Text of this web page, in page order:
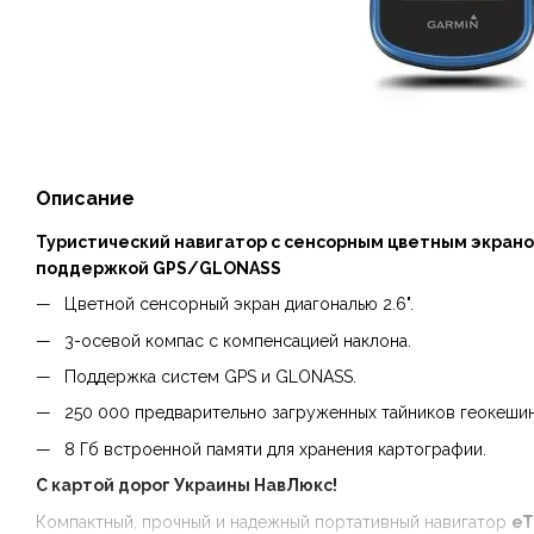
Описание
Туристический навигатор с сенсорным цветным
поддержкой GPS/GLONASS
Цветной сенсорный экран диагональю 2.6".
3-осевой компас с компенсацией наклона.
Поддержка систем GPS и GLONASS.
250 000 предварительно загруженных тайников
8 Гб встроенной памяти для хранения картографии.
С картой дорог Украины НавЛюкс!
Компактный, прочный и надежный портативный навигатор